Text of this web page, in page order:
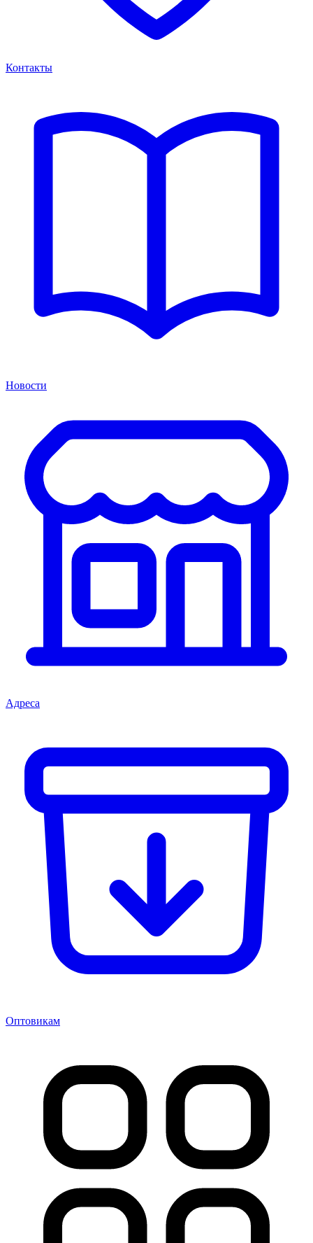
Контакты
Новости
Адреса
Оптовикам